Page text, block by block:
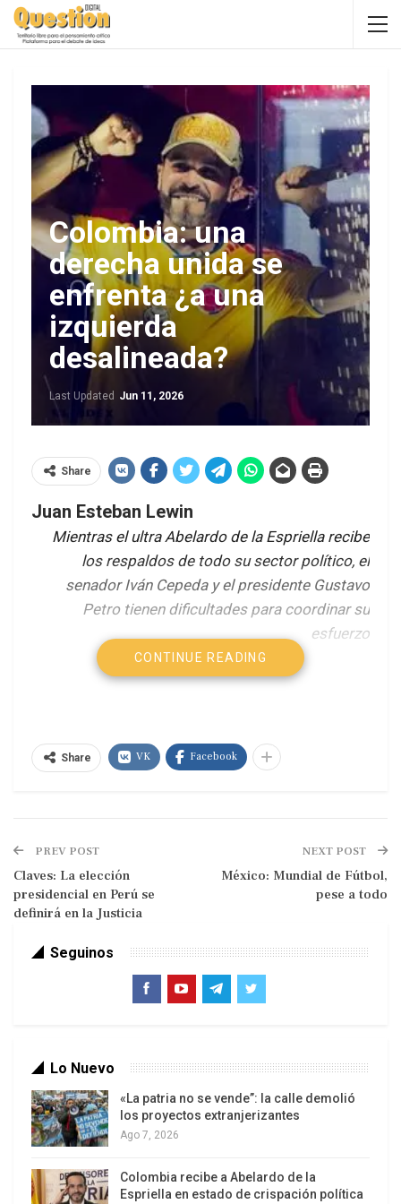
Colombia: una
derecha unida se
enfrenta ¿a una
izquierda
desalineada?
Last Updated Jun 11, 2026
Share
Juan Esteban Lewin
Mientras el ultra Abelardo de la Espriella recibe
los respaldos de todo su sector político, el
senador Iván Cepeda y el presidente Gustavo
Petro tienen dificultades para coordinar su
esfuerzo
Hace una semana quedaron listas fiestas de
esperaban ganar la Presidencia de Colombia en
primera vuelta. Pese a que ninguna encuesta
desconcierto y rompió el camino que ese sector
se había trazado.
para la primera vuelta, pese a llamados para
hacerlo, y que atravesó un proceso tumultuoso
para elegir sus candidatos, terminó reunida detrás
la segunda vuelta.
CONTINUE READING
Share VK Facebook
PREV POST
Claves: La elección
presidencial en Perú se
definirá en la Justicia
NEXT POST
México: Mundial de Fútbol,
pese a todo
Seguinos
Lo Nuevo
«La patria no se vende”: la calle demolió
los proyectos extranjerizantes
Ago 7, 2026
Colombia recibe a Abelardo de la
Espriella en estado de crispación política